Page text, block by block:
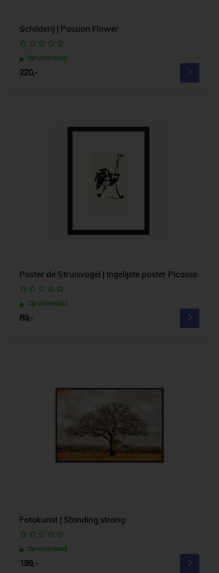
Schilderij | Passion Flower
Op voorraad
220,-
Poster de Struisvogel | Ingelijste poster Picasso
Op voorraad
69,-
Fotokunst | Standing strong
Op voorraad
199,-